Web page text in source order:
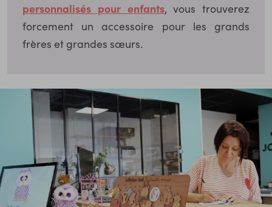
personnalisés pour enfants, vous trouverez
forcement un accessoire pour les grands
frères et grandes sœurs.